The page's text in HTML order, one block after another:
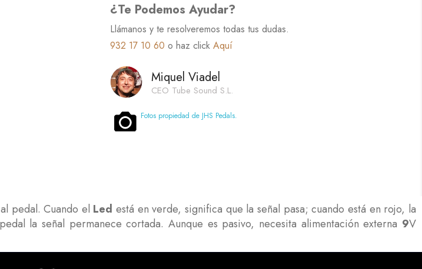
¿Te Podemos Ayudar?
Llámanos y te resolveremos todas tus dudas.
932 17 10 60 o haz clickAquí
Miquel Viadel
CEO Tube Sound S.L.
Fotos propiedad de JHS Pedals.
pedal. Cuando el Led está en verde, significa que la señal pasa; cuando está en rojo, la
la señal permanece cortada. Aunque es pasivo, necesita alimentación externa 9V